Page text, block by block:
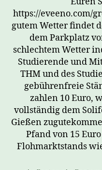
https://eveeno.com/
gutem Wetter findet
dem Parkplatz
schlechtem Wetter
Studierende und
THM und des
gebührenfreie
zahlen 10 Euro,
vollständig dem
Gießen
Pfand von 15
Flohmarktstands